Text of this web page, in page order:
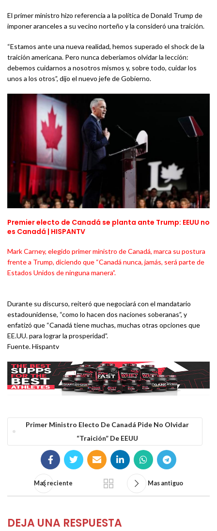
El primer ministro hizo referencia a la política de Donald Trump de
imponer aranceles a su vecino norteño y la consideró una traición.
“Estamos ante una nueva realidad, hemos superado el shock de la
traición americana. Pero nunca deberíamos olvidar la lección:
debemos cuidarnos a nosotros mismos y, sobre todo, cuidar los
unos a los otros”, dijo el nuevo jefe de Gobierno.
Premier electo de Canadá se planta ante Trump: EEUU no
es Canadá | HISPANTV
Mark Carney, elegido primer ministro de Canadá, marca su postura
frente a Trump, diciendo que “Canadá nunca, jamás, será parte de
Estados Unidos de ninguna manera”.
Durante su discurso, reiteró que negociará con el mandatario
estadounidense, “como lo hacen dos naciones soberanas”, y
enfatizó que “Canadá tiene muchas, muchas otras opciones que
EE.UU. para lograr la prosperidad”.
Fuente. Hispantv
Primer Ministro Electo De Canadá Pide No Olvidar
“traición” De EEUU
Mas reciente Mas antiguo
DEJA UNA RESPUESTA